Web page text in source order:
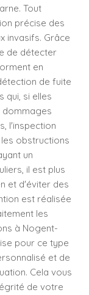
Tout
précise des
invasifs. Grâce
de détecter
en
de fuite
qui, si elles
dommages
l'inspection
obstructions
un
il est plus
et d'éviter des
est réalisée
les
à Nogent-
pour ce type
et de
Cela vous
de votre